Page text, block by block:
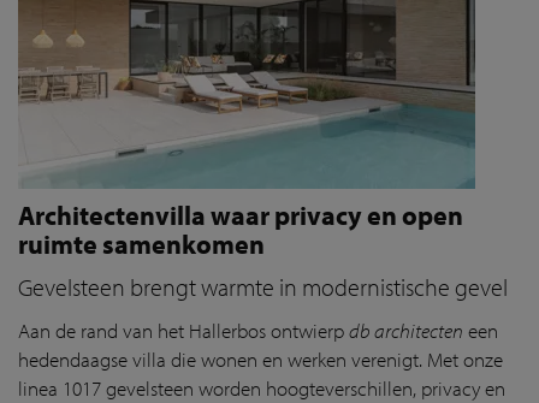
Architectenvilla waar privacy en open
ruimte samenkomen
Gevelsteen brengt warmte in modernistische gevel
Aan de rand van het Hallerbosontwierpdb architecten een
hedendaagse villa die wonen en werken verenigt. Met onze
linea 1017 gevelsteen worden hoogteverschillen, privacy en